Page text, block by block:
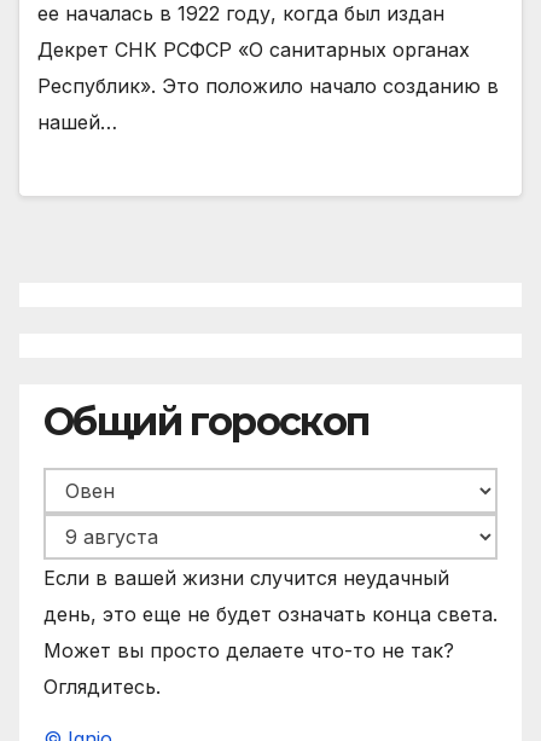
ее началась в 1922 году, когда был издан
Декрет СНК РСФСР «О санитарных органах
Республик». Это положило начало созданию в
нашей…
Общий гороскоп
Если в вашей жизни случится неудачный
день, это еще не будет означать конца света.
Может вы просто делаете что-то не так?
Оглядитесь.